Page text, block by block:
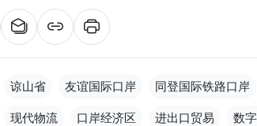
谅山省 友谊国际口岸 同登国际铁路口岸
现代物流 口岸经济区 进出口贸易 数